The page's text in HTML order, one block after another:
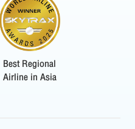
Best Regional
Airline in Asia